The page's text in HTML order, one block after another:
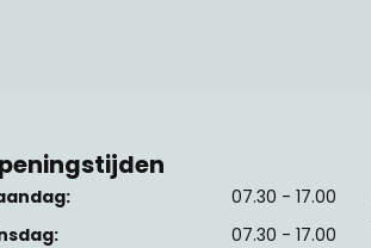
07.30 - 17.00
07.30 - 17.00